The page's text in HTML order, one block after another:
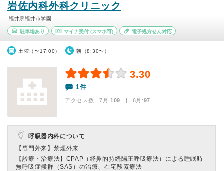
岩佐内科外科クリニック
福井県福井市学園
駐車場あり マイナ受付(スマホ可) 電子処方せん対応
土曜（〜17:00） 朝（8:30〜）
3.30
1件
アクセス数 7月:109 | 6月:97
呼吸器内科について
【専門外来】 禁煙外来
【診療・治療法】 CPAP（経鼻的持続陽圧呼吸療法）による睡眠時
無呼吸症候群（SAS）の治療、在宅酸素療法